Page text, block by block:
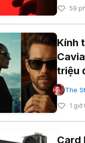
59
Kính
triệu
The
1 giờ
Card